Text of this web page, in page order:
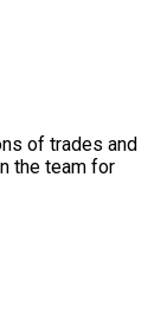
of trades and
the team for